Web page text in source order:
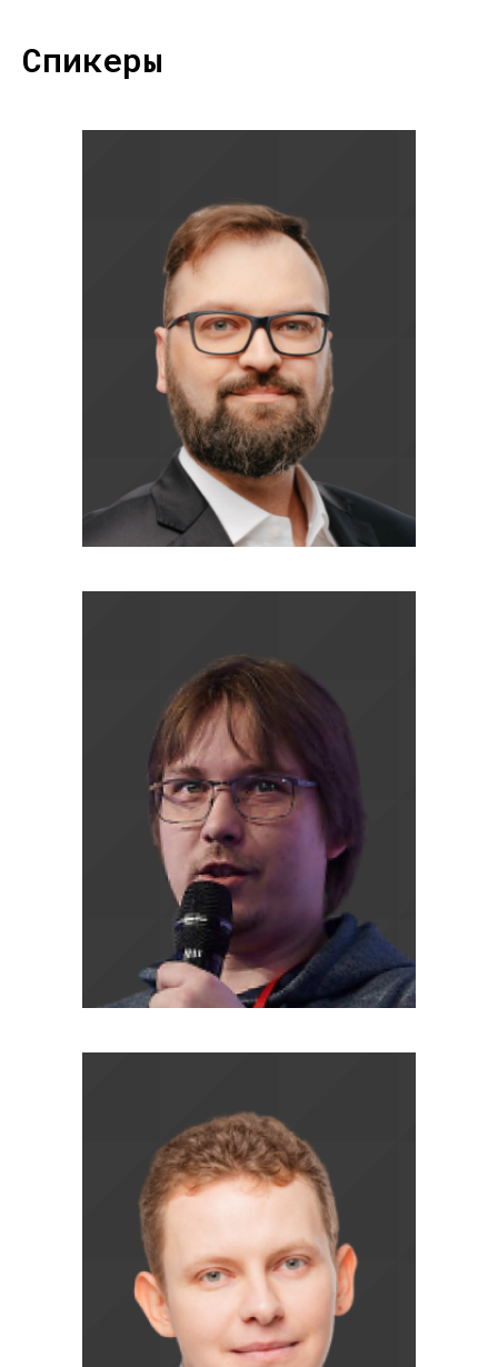
Спикеры
о новых материалах
Ваша электронная почта
Я согласен на обработкуперсональных данных
полезную рассылку
Отправить